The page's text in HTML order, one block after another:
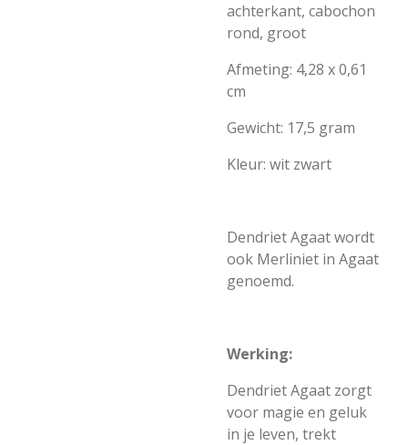
achterkant, cabochon
rond, groot
Afmeting: 4,28 x 0,61
cm
Gewicht: 17,5 gram
Kleur: wit zwart
Dendriet Agaat wordt
ook Merliniet in Agaat
genoemd.
Werking:
Dendriet Agaat zorgt
voor magie en geluk
in je leven, trekt